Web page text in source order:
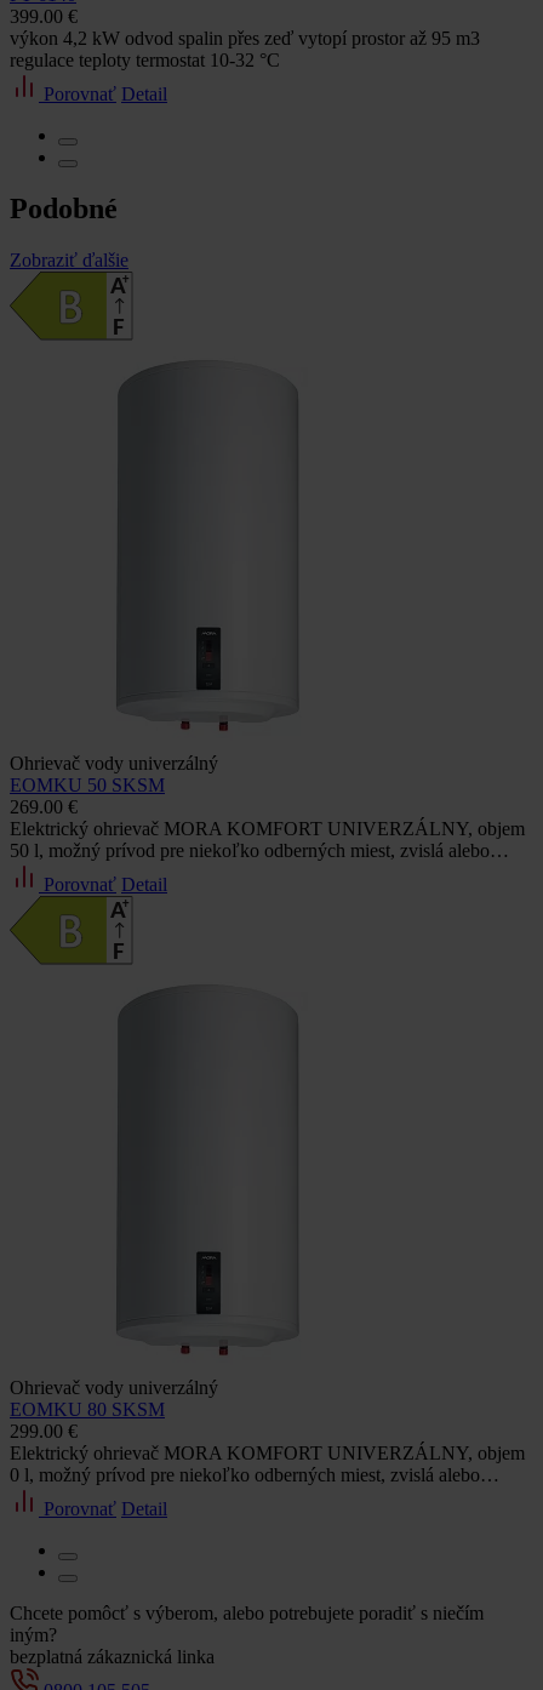
399.00 €
výkon 4,2 kW odvod spalin přes zeď vytopí prostor až 95 m3
regulace teploty termostat 10-32 °C
Porovnať Detail
Podobné
Zobraziť ďalšie
Ohrievač vody univerzálný
EOMKU 50 SKSM
269.00 €
Elektrický ohrievač MORA KOMFORT UNIVERZÁLNY, objem
50 l, možný prívod pre niekoľko odberných miest, zvislá alebo…
Porovnať Detail
Ohrievač vody univerzálný
EOMKU 80 SKSM
299.00 €
Elektrický ohrievač MORA KOMFORT UNIVERZÁLNY, objem
0 l, možný prívod pre niekoľko odberných miest, zvislá alebo…
Porovnať Detail
Chcete pomôcť s výberom, alebo potrebujete poradiť s niečím
iným?
bezplatná zákaznická linka